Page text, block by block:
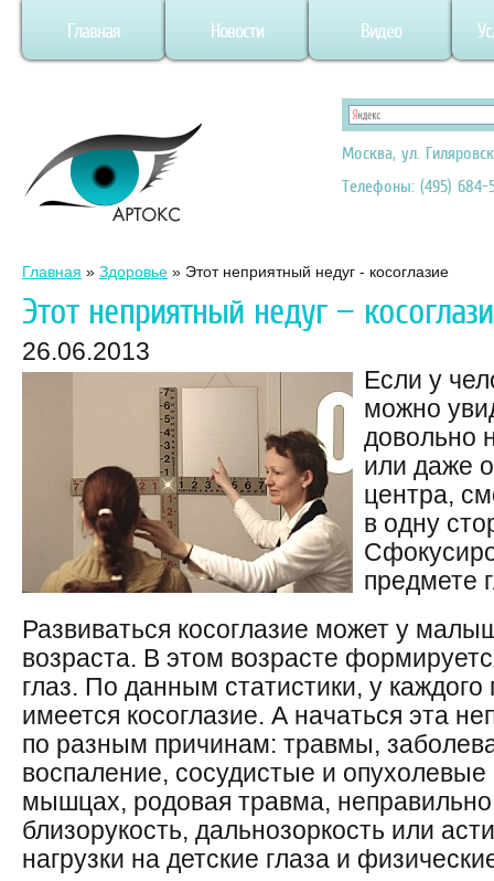
Главная Новости Видео
Москва, ул.
Телефоны: (495) 684-
Главная » Здоровье » Этот неприятный недуг - косоглазие
Этот неприятный недуг —
26.06.2013
Если у
можно
довольно
или даже
центра,
в одну
предмете
Развиваться косоглазие может у
возраста. В этом возрасте
глаз. По данным статистики, у каждого
имеется косоглазие. А начаться эта
по разным причинам: травмы,
воспаление, сосудистые и
мышцах, родовая травма,
близорукость, дальнозоркость или
нагрузки на детские глаза и